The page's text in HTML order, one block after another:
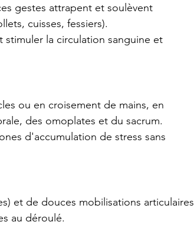
gestes attrapent et soulèvent
cuisses, fessiers).
stimuler la circulation sanguine et
ou en croisement de mains, en
des omoplates et du sacrum.
d'accumulation de stress sans
et de douces mobilisations articulaires
au déroulé.